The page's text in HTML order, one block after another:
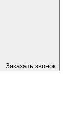
Заказать звонок